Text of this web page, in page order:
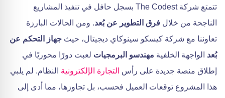
تتمتع شركة The Codest بسجل حافل في تنفيذ المشاريع
الناجحة من خلال فرق التطوير عن بُعد. ومن الحالات البارزة
تعاوننا مع شركة كيسكو سينوكاي ديجيتال، حيث جهاز التحكم عن
بُعد الواجهة الخلفية مهندسو البرمجيات لعبت دورًا محوريًا في
إطلاق منصة جديدة على رأس التجارة الإلكترونية النظام. لم يلبي
هذا المشروع توقعات العميل فحسب، بل تجاوزها، مما أدى إلى